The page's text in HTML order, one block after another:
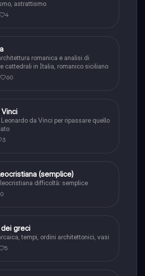
astrattismo
4
romanica e analisi di
cattedrali in Italia, romanico siciliano
60
da Vinci per ripassare quello
3
(semplice)
difficoltà: semplice
0
greci
tempi, ordini architettonici, vasi
5